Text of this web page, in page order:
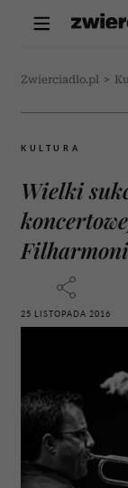
Zwierciadlo.pl >
KULTURA
Wielki
25 LISTOPADA 2016